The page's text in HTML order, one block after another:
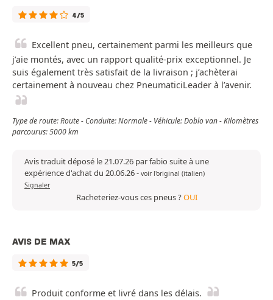
4/5
Excellent pneu, certainement parmi les meilleurs que
j’aie montés, avec un rapport qualité-prix exceptionnel. Je
suis également très satisfait de la livraison ; j’achèterai
certainement à nouveau chez PneumaticiLeader à l’avenir.
Type de route: Route - Conduite: Normale - Véhicule: Doblo van - Kilomètres
parcourus: 5000 km
Avis traduit déposé le 21.07.26 par fabio suite à une
expérience d'achat du 20.06.26- voir l'original (italien)
Signaler
Racheteriez-vous ces pneus ?OUI
AVIS DE MAX
5/5
Produit conforme et livré dans les délais.